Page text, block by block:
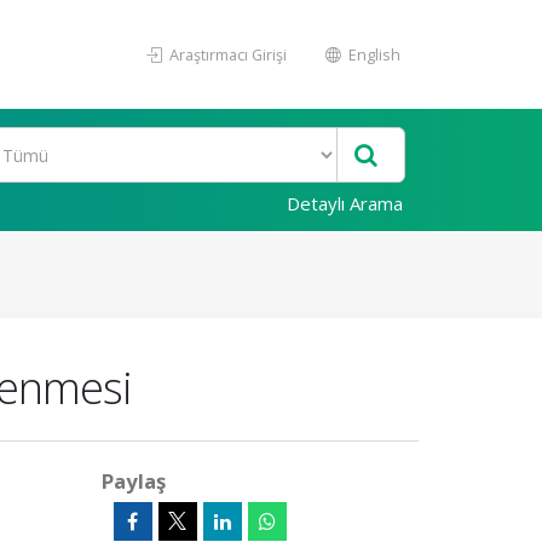
Araştırmacı Girişi English
Detaylı Arama
Paylaş